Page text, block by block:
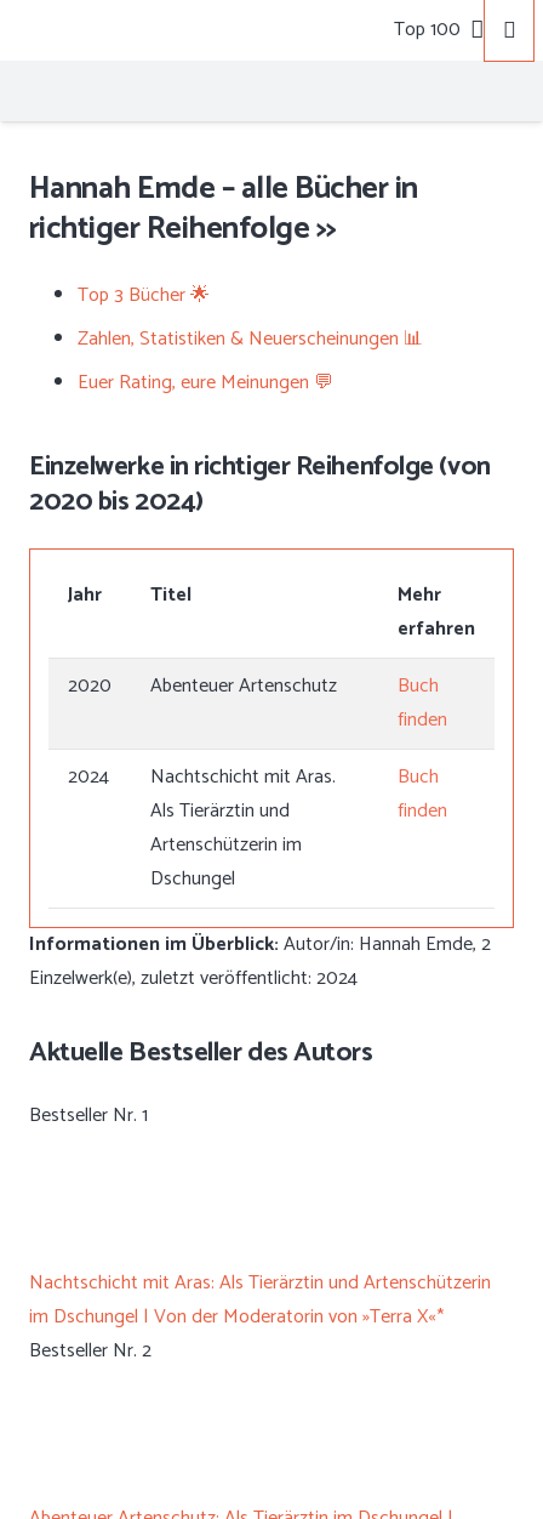
Top 100
Hannah Emde – alle Bücher in
richtiger Reihenfolge >>
Top 3 Bücher 🌟
Zahlen, Statistiken & Neuerscheinungen 📊
Euer Rating, eure Meinungen 💬
Einzelwerke in richtiger Reihenfolge (von
2020 bis 2024)
Jahr Titel
Mehr
erfahren
2020
Abenteuer Artenschutz
Buch
finden
2024
Nachtschicht mit Aras.
Als Tierärztin und
Artenschützerin im
Dschungel
Buch
finden
Informationen im Überblick:Autor/in: Hannah Emde, 2
Einzelwerk(e), zuletzt veröffentlicht: 2024
Aktuelle Bestseller des Autors
Bestseller Nr. 1
Nachtschicht mit Aras: Als Tierärztin und Artenschützerin
im Dschungel | Von der Moderatorin von »Terra X«*
Bestseller Nr. 2